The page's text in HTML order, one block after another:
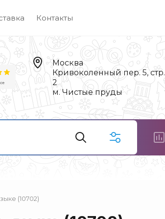
Контакты
Москва
Кривоколенный пер. 5, стр.
2
м. Чистые пруды
(10702)